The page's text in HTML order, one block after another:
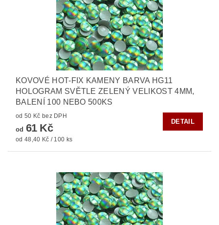
KOVOVÉ HOT-FIX KAMENY BARVA HG11
HOLOGRAM SVĚTLE ZELENÝ VELIKOST 4MM,
BALENÍ 100 NEBO 500KS
od 50 Kč bez DPH
od 61 Kč
od 48,40 Kč / 100 ks
DETAIL